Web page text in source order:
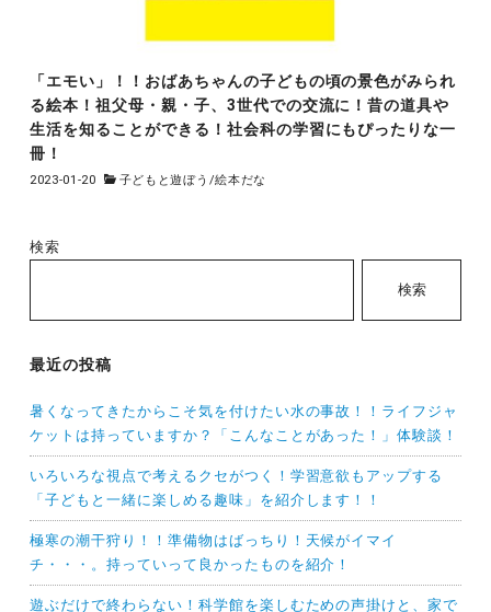
「エモい」！！おばあちゃんの子どもの頃の景色がみられ
る絵本！祖父母・親・子、3世代での交流に！昔の道具や
生活を知ることができる！社会科の学習にもぴったりな一
冊！
2023-01-20 子どもと遊ぼう /絵本だな
検索
検索
最近の投稿
暑くなってきたからこそ気を付けたい水の事故！！ライフジャ
ケットは持っていますか？「こんなことがあった！」体験談！
いろいろな視点で考えるクセがつく！学習意欲もアップする
「子どもと一緒に楽しめる趣味」を紹介します！！
極寒の潮干狩り！！準備物はばっちり！天候がイマイ
チ・・・。持っていって良かったものを紹介！
遊ぶだけで終わらない！科学館を楽しむための声掛けと、家で